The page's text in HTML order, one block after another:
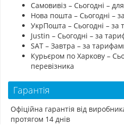
Самовивіз – Сьогодні –
Нова пошта – Сьогодні –
УкрПошта – Сьогодні – за
Justin – Сьогодні – за
SAT – Завтра – за
Курьєром по Харкову –
перевізника
Гарантія
Офіційна гарантія від
протягом 14 днів